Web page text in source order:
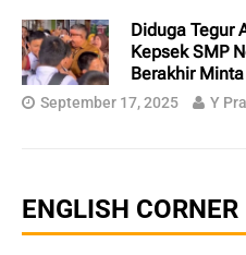
Diduga Tegur
Kepsek SMP
Berakhir
September 17, 2025 Y
ENGLISH CORNER